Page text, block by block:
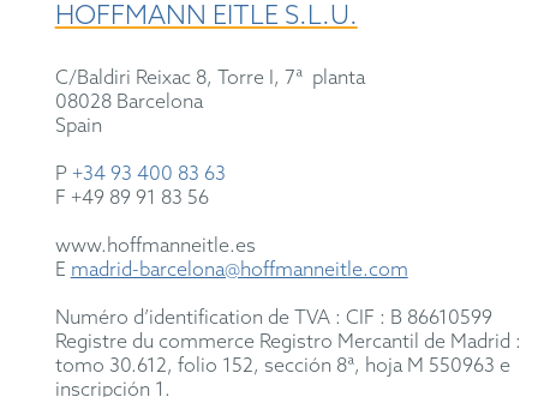
HOFFMANN EITLE S.L.U.
C/Baldiri Reixac 8, Torre I, 7ª planta
08028 Barcelona
Spain
P +34 93 400 83 63
F +49 89 91 83 56
www.hoffmanneitle.es
E madrid-barcelona@hoffmanneitle.com
Numéro d’identification de TVA : CIF : B 86610599
Registre du commerce Registro Mercantil de Madrid :
tomo 30.612, folio 152, sección 8ª, hoja M 550963 e
inscripción 1.